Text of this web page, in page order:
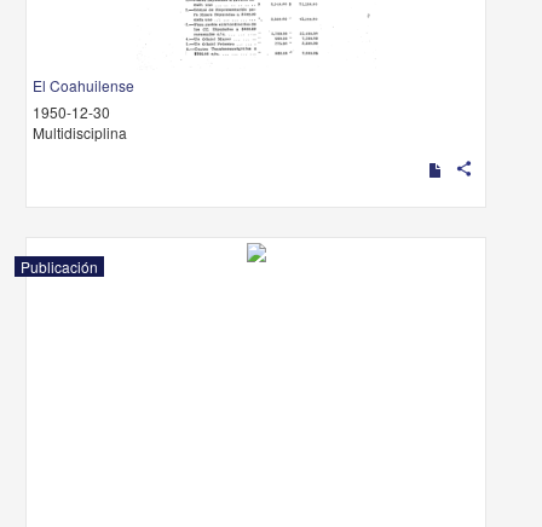
El Coahuilense
1950-12-30
Multidisciplina
share
Publicación